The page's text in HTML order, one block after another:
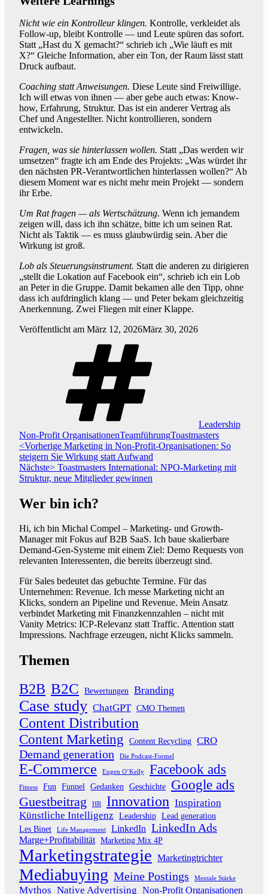
Nicht wie ein Kontrolleur klingen. Kontrolle, verkleidet als
Follow-up, bleibt Kontrolle — und Leute spüren das sofort.
Statt „Hast du X gemacht?“ schrieb ich „Wie läuft es mit
X?“ Gleiche Information, aber ein Ton, der Raum lässt statt
Druck aufbaut.
Coaching statt Anweisungen. Diese Leute sind Freiwillige.
Ich will etwas von ihnen — aber gebe auch etwas: Know-
how, Erfahrung, Struktur. Das ist ein anderer Vertrag als
Chef und Angestellter. Nicht kontrollieren, sondern
entwickeln.
Fragen, was sie hinterlassen wollen. Statt „Das werden wir
umsetzen“ fragte ich am Ende des Projekts: „Was würdet ihr
den nächsten PR-Verantwortlichen hinterlassen wollen?“ Ab
diesem Moment war es nicht mehr mein Projekt — sondern
ihr Erbe.
Um Rat fragen — als Wertschätzung. Wenn ich jemandem
zeigen will, dass ich ihn schätze, bitte ich um seinen Rat.
Nicht als Taktik — es muss glaubwürdig sein. Aber die
Wirkung ist groß.
Lob als Steuerungsinstrument. Statt die anderen zu dirigieren
„stellt die Lokation auf Facebook ein“, schrieb ich ein Lob
an Peter in die Gruppe. Damit bekamen alle den Tipp, ohne
dass ich aufdringlich klang — und Peter bekam gleichzeitig
Anerkennung. Zwei Fliegen mit einer Klappe.
Veröffentlicht am März 12, 2026März 30, 2026
Leadership
Non-Profit Organisationen,Teamführung,Toastmasters
Beitragsnavigation
<Vorherige Vorheriger
Beitrag:
Marketing in Non-Profit-Organisationen: So
steigern Sie Wirkung statt Aufwand
Nächste> Nächster
Beitrag:
Toastmasters International: NPO-Marketing mit
Struktur, neue Mitglieder gewinnen
Wer bin ich?
Hi, ich bin Michal Compel – Marketing- und Growth-
Manager mit Fokus auf B2B SaaS. Ich baue skalierbare
Demand-Gen-Systeme mit einem Ziel: Demo Requests von
relevanten Interessenten, die bereits überzeugt sind.
Für Sales bedeutet das gebuchte Termine. Für das
Unternehmen: Revenue. Ich messe Marketing nicht an
Klicks, sondern an Pipeline und Revenue. Mein Ansatz
verbindet Marketing mit Finanzkennzahlen – nicht mit
Vanity Metrics: ICP-Relevanz statt Traffic. Attention statt
Impressions. Nachfrage erzeugen, nicht Klicks sammeln.
Themen
B2B B2C Bewertungen Branding
Case study ChatGPT CMO Themen
Content Distribution
Content Marketing
Content Recycling CRO
Demand generation Die Podcast-Formel
E-Commerce Eugen O’Kelly Facebook ads
Fitness Fun Funnel Gedanken Geschichte
Google ads
Guestbeitrag
HR Innovation Inspiration
Künstliche Intelligenz
Leadership Lead generation
Les Binet
Life Management LinkedIn LinkedIn Ads
Marge+Profitabilität Marketing Mix 4P
Marketingstrategie Marketingtrichter
Mediabuying Meine Postings Mentale Stärke
Mythos Native Advertising Non-Profit Organisationen